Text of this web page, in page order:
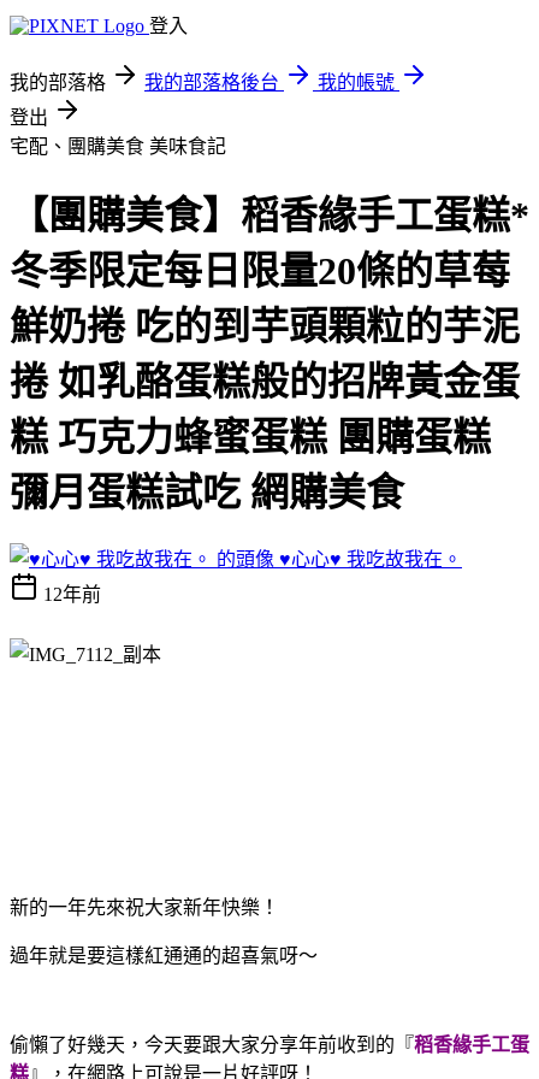
登入
我的部落格 我的部落格後台
我的帳號
登出
宅配、團購美食 美味食記
【團購美食】稻香緣手工蛋糕*
冬季限定每日限量20條的草莓
鮮奶捲 吃的到芋頭顆粒的芋泥
捲 如乳酪蛋糕般的招牌黃金蛋
糕 巧克力蜂蜜蛋糕 團購蛋糕
彌月蛋糕試吃 網購美食
♥心心♥ 我吃故我在。
12年前
新的一年先來祝大家新年快樂！
過年就是要這樣紅通通的超喜氣呀～
偷懶了好幾天，今天要跟大家分享年前收到的『稻香緣手工蛋
糕』，在網路上可說是一片好評呀！